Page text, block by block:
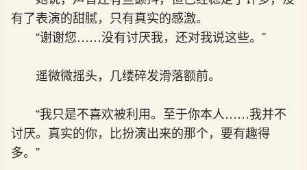
有了表演的甜腻，只有真实的感激。
“谢谢您……没有讨厌我，还对我说这些。”
遥微微摇头，几缕碎发滑落额前。
“我只是不喜欢被利用。至于你本人……我并不
讨厌。真实的你，比扮演出来的那个，要有趣得
多。”